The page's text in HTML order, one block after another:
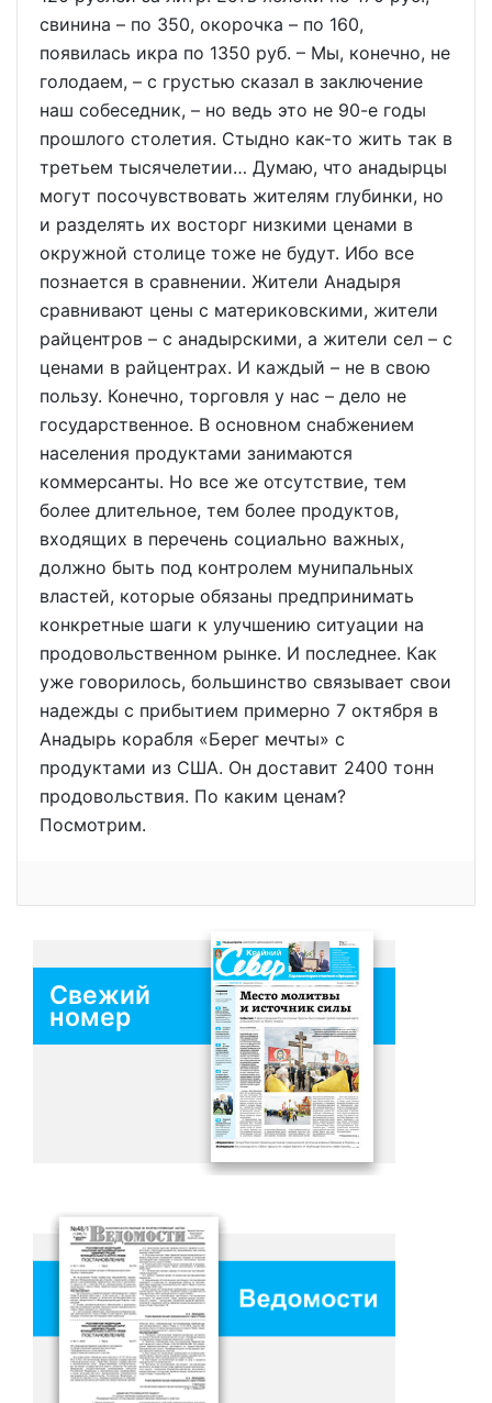
свинина – по 350, окорочка – по 160,
появилась икра по 1350 руб. – Мы, конечно, не
голодаем, – с грустью сказал в заключение
наш собеседник, – но ведь это не 90-е годы
прошлого столетия. Стыдно как-то жить так в
третьем тысячелетии… Думаю, что анадырцы
могут посочувствовать жителям глубинки, но
и разделять их восторг низкими ценами в
окружной столице тоже не будут. Ибо все
познается в сравнении. Жители Анадыря
сравнивают цены с материковскими, жители
райцентров – с анадырскими, а жители сел – с
ценами в райцентрах. И каждый – не в свою
пользу. Конечно, торговля у нас – дело не
государственное. В основном снабжением
населения продуктами занимаются
коммерсанты. Но все же отсутствие, тем
более длительное, тем более продуктов,
входящих в перечень социально важных,
должно быть под контролем мунипальных
властей, которые обязаны предпринимать
конкретные шаги к улучшению ситуации на
продовольственном рынке. И последнее. Как
уже говорилось, большинство связывает свои
надежды с прибытием примерно 7 октября в
Анадырь корабля «Берег мечты» с
продуктами из США. Он доставит 2400 тонн
продовольствия. По каким ценам?
Посмотрим.
Свежий
номер